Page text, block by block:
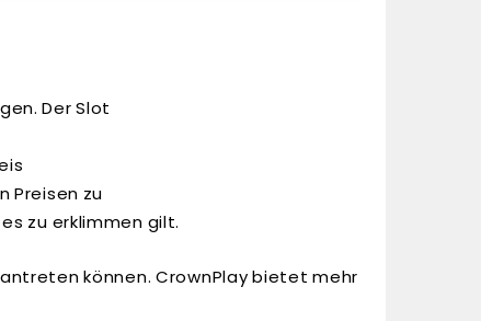
Der Slot
Preisen zu
zu erklimmen gilt.
können. CrownPlay bietet mehr